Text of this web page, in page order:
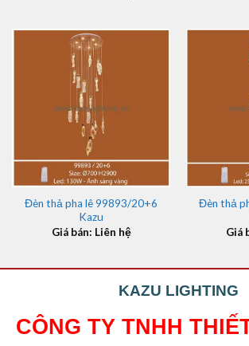
Đèn thả pha lê 99893/20+6
Kazu
Giá bán: Liên hệ
Đèn thả
Giá
KAZU LIGHTING
CÔNG TY TNHH